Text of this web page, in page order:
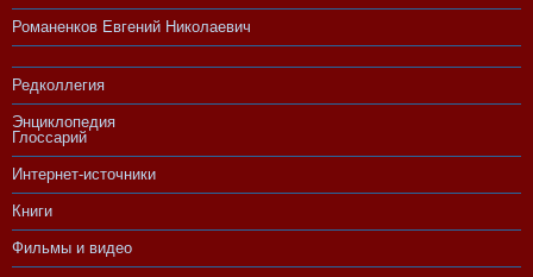
Романенков Евгений Николаевич
Редколлегия
Энциклопедия
Глоссарий
Интернет-источники
Книги
Фильмы и видео